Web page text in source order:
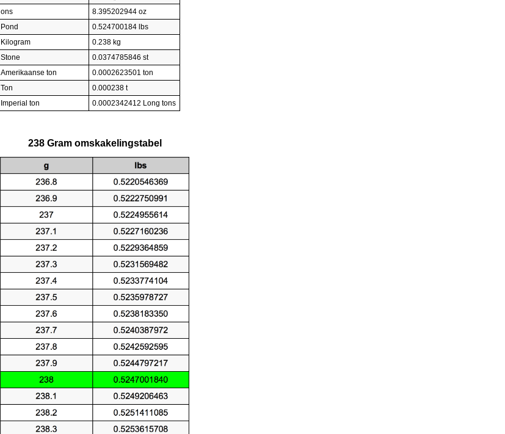
ons
8.395202944 oz
Pond
0.524700184 lbs
Kilogram
0.238 kg
Stone
0.0374785846 st
Amerikaanse ton
0.0002623501 ton
Ton
0.000238 t
Imperial ton
0.0002342412 Long tons
238 Gram omskakelingstabel